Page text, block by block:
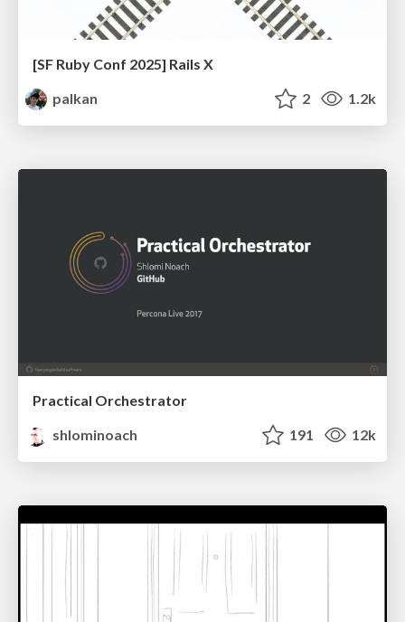
[SF Ruby Conf 2025] Rails X
palkan
2 1.2k
Practical Orchestrator
shlominoach
191 12k